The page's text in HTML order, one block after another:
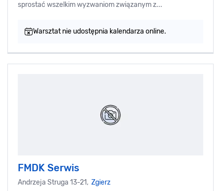
sprostać wszelkim wyzwaniom związanym z...
Warsztat nie udostępnia kalendarza online.
FMDK Serwis
Andrzeja Struga 13-21, Zgierz